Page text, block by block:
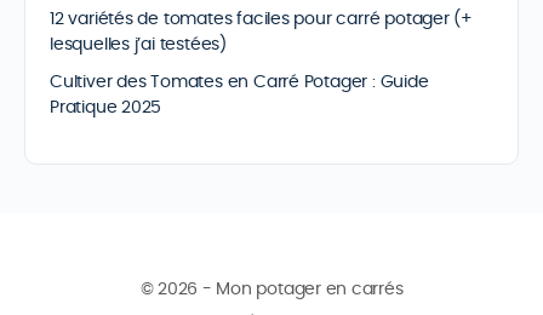
12 variétés de tomates faciles pour carré potager (+
lesquelles j’ai testées)
Cultiver des Tomates en Carré Potager : Guide
Pratique 2025
© 2026 - Mon potager en carrés